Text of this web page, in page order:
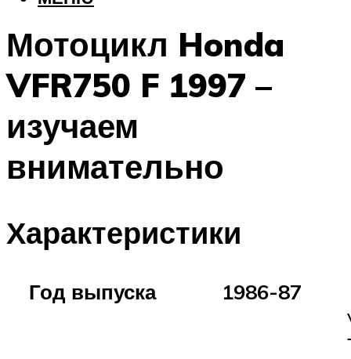
Мотоцикл Honda
VFR750 F 1997 –
изучаем
внимательно
Характеристики
Год выпуска 1986-87